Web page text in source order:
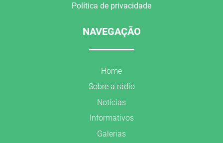
Política de privacidade
NAVEGAÇÃO
Home
Sobre a rádio
Notícias
Informativos
Galerias